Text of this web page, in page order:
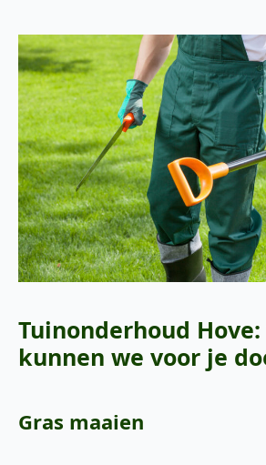
Tuinonderhoud
kunnen we voor je
Gras maaien